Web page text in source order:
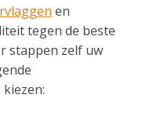
en
tegen de beste
stappen zelf uw